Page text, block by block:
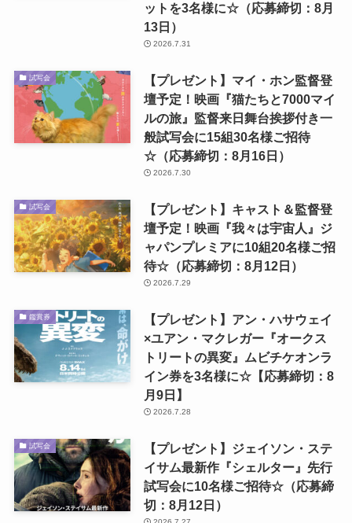
ットを3名様に☆（応募締切：8月
13日）
2026.7.31
試写会
【プレゼント】マイ・ホン監督登
壇予定！映画『猫たちと7000マイ
ルの旅』監督来日舞台挨拶付き一
般試写会に15組30名様ご招待
☆（応募締切：8月16日）
2026.7.30
試写会
【プレゼント】キャスト＆監督登
壇予定！映画『我々は宇宙人』ジ
ャパンプレミアに10組20名様ご招
待☆（応募締切：8月12日）
2026.7.29
鑑賞券
【プレゼント】アン・ハサウェイ
×ユアン・マクレガー『オークス
トリートの異変』ムビチケオンラ
イン券を3名様に☆【応募締切：8
月9日】
2026.7.28
試写会
【プレゼント】ジェイソン・ステ
イサム最新作『シェルター』先行
試写会に10名様ご招待☆（応募締
切：8月12日）